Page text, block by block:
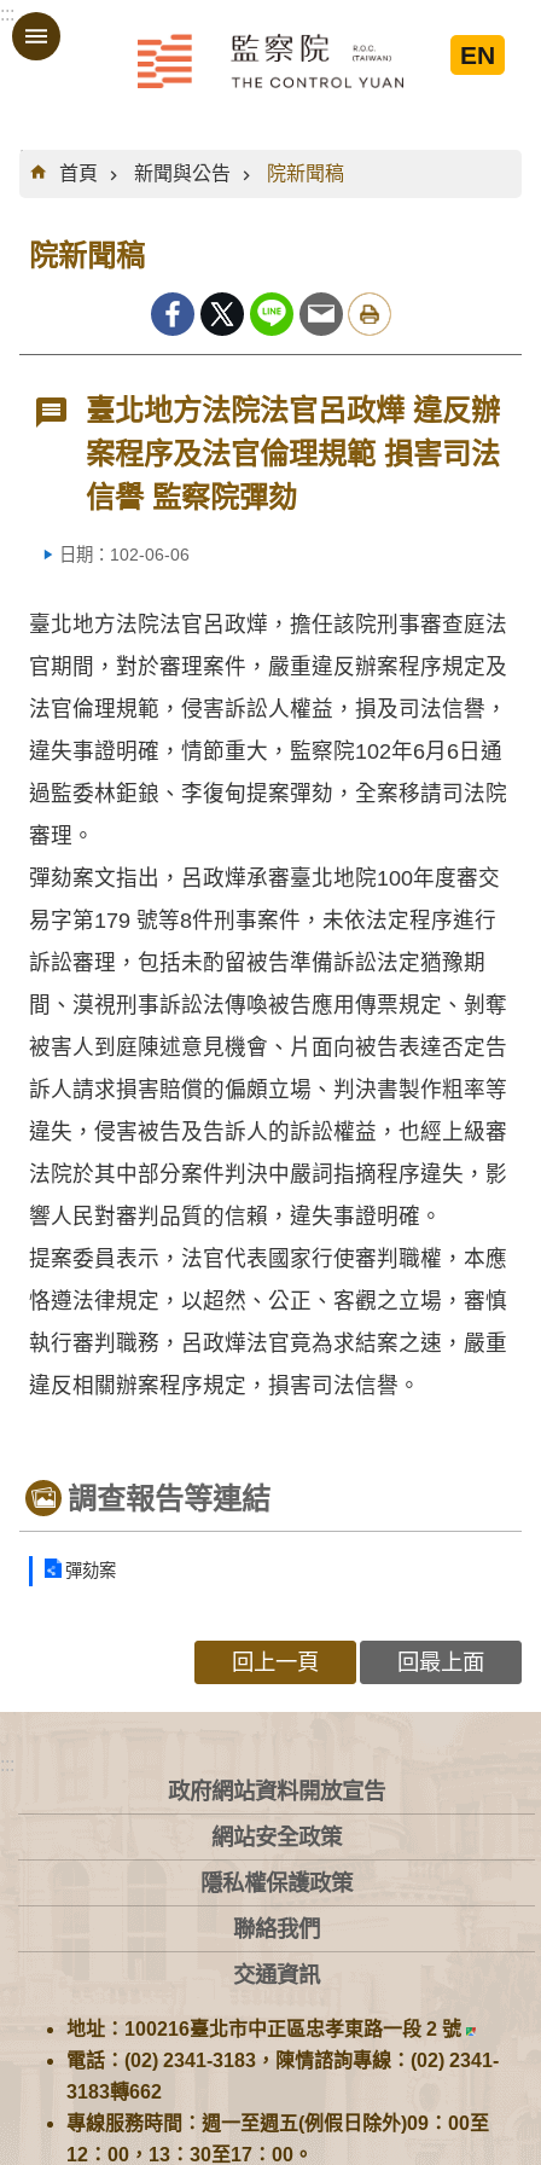
跳到主要內容區塊
:::
EN
:::
首頁
新聞與公告 院新聞稿
院新聞稿
臺北地方法院法官呂政燁 違反辦
案程序及法官倫理規範 損害司法
信譽 監察院彈劾
日期：102-06-06
臺北地方法院法官呂政燁，擔任該院刑事審查庭法
官期間，對於審理案件，嚴重違反辦案程序規定及
法官倫理規範，侵害訴訟人權益，損及司法信譽，
違失事證明確，情節重大，監察院102年6月6日通
過監委林鉅鋃、李復甸提案彈劾，全案移請司法院
審理。
彈劾案文指出，呂政燁承審臺北地院100年度審交
易字第179 號等8件刑事案件，未依法定程序進行
訴訟審理，包括未酌留被告準備訴訟法定猶豫期
間、漠視刑事訴訟法傳喚被告應用傳票規定、剝奪
被害人到庭陳述意見機會、片面向被告表達否定告
訴人請求損害賠償的偏頗立場、判決書製作粗率等
違失，侵害被告及告訴人的訴訟權益，也經上級審
法院於其中部分案件判決中嚴詞指摘程序違失，影
響人民對審判品質的信賴，違失事證明確。
提案委員表示，法官代表國家行使審判職權，本應
恪遵法律規定，以超然、公正、客觀之立場，審慎
執行審判職務，呂政燁法官竟為求結案之速，嚴重
違反相關辦案程序規定，損害司法信譽。
調查報告等連結
彈劾案
回上一頁 回最上面
:::
政府網站資料開放宣告
網站安全政策
隱私權保護政策
聯絡我們
交通資訊
地址：100216臺北市中正區忠孝東路一段 2 號
電話：(02) 2341-3183，陳情諮詢專線：(02) 2341-
3183轉662
專線服務時間：週一至週五(例假日除外)09：00至
12：00，13：30至17：00。